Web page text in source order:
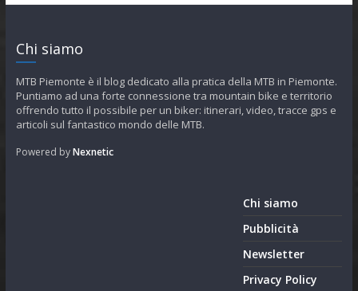
Chi siamo
MTB Piemonte è il blog dedicato alla pratica della MTB in Piemonte.
Puntiamo ad una forte connessione tra mountain bike e territorio
offrendo tutto il possibile per un biker: itinerari, video, tracce gps e
articoli sul fantastico mondo delle MTB.
Powered byNexnetic
Chi siamo
Pubblicità
Newsletter
Privacy Policy